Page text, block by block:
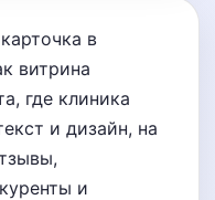
в
витрина
где клиника
и дизайн, на
и